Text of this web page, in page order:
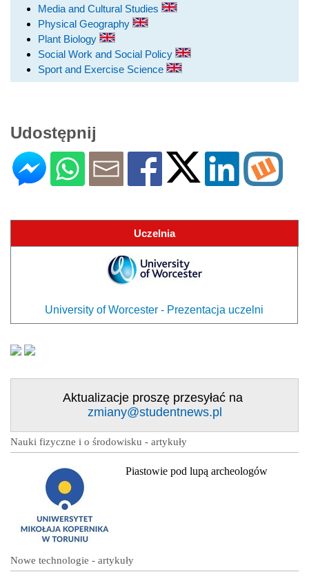
Media and Cultural Studies
Physical Geography
Plant Biology
Social Work and Social Policy
Sport and Exercise Science
Udostępnij
Uczelnia
University of Worcester - Prezentacja uczelni
Aktualizacje proszę przesyłać na
zmiany@studentnews.pl
Nauki fizyczne i o środowisku - artykuły
Piastowie pod lupą archeologów
Nowe technologie - artykuły